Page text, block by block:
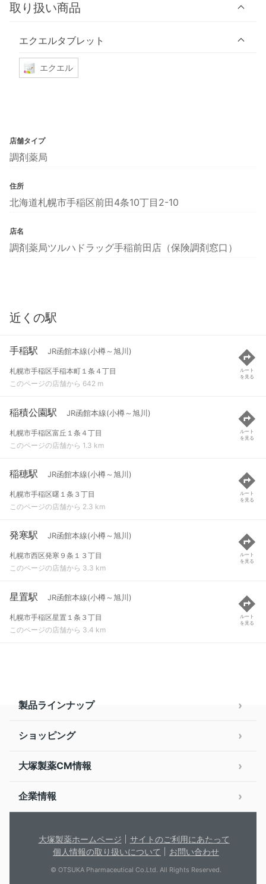
取り扱い商品
エクエルタブレット
エクエル
店舗タイプ
調剤薬局
住所
北海道札幌市手稲区前田4条10丁目2-10
店名
調剤薬局ツルハドラッグ手稲前田店（保険調剤窓口）
近くの駅
手稲駅 JR函館本線(小樽～旭川)
札幌市手稲区手稲本町１条４丁目
このページの店舗から 642 m
ルート
を見る
稲積公園駅 JR函館本線(小樽～旭川)
札幌市手稲区富丘１条４丁目
このページの店舗から 1.3 km
ルート
を見る
稲穂駅 JR函館本線(小樽～旭川)
札幌市手稲区曙１条３丁目
このページの店舗から 2.3 km
ルート
を見る
発寒駅 JR函館本線(小樽～旭川)
札幌市西区発寒９条１３丁目
このページの店舗から 3.3 km
ルート
を見る
星置駅 JR函館本線(小樽～旭川)
札幌市手稲区星置１条３丁目
このページの店舗から 3.4 km
ルート
を見る
製品ラインナップ
ショッピング
大塚製薬CM情報
企業情報
大塚製薬ホームページ
サイトのご利用にあたって
個人情報の取り扱いについて
お問い合わせ
© OTSUKA Pharmaceutical Co.Ltd. All Rights Reserved.